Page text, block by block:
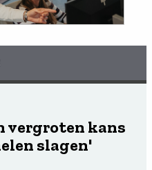
vergroten kans
slagen'